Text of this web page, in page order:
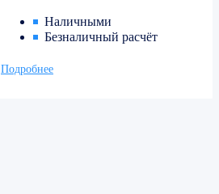
Наличными
Безналичный расчёт
Подробнее